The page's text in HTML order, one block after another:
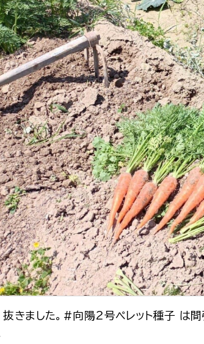
抜きました。#向陽2号ペレット種子 は